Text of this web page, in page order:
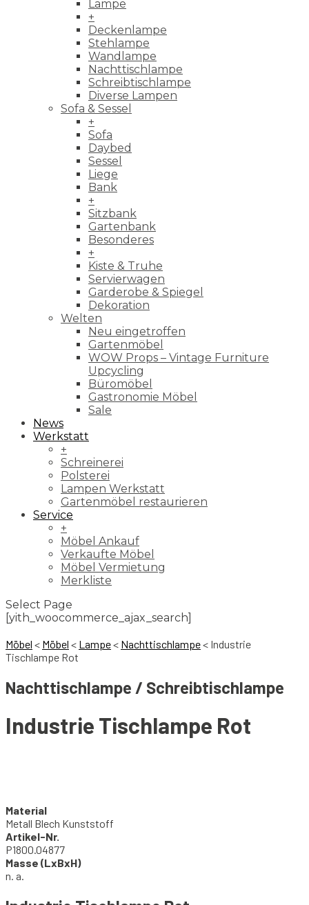
Lampe
+
Deckenlampe
Stehlampe
Wandlampe
Nachttischlampe
Schreibtischlampe
Diverse Lampen
Sofa & Sessel
+
Sofa
Daybed
Sessel
Liege
Bank
+
Sitzbank
Gartenbank
Besonderes
+
Kiste & Truhe
Servierwagen
Garderobe & Spiegel
Dekoration
Welten
Neu eingetroffen
Gartenmöbel
WOW Props – Vintage Furniture
Upcycling
Büromöbel
Gastronomie Möbel
Sale
News
Werkstatt
+
Schreinerei
Polsterei
Lampen Werkstatt
Gartenmöbel restaurieren
Service
+
Möbel Ankauf
Verkaufte Möbel
Möbel Vermietung
Merkliste
Select Page
[yith_woocommerce_ajax_search]
Möbel < Möbel < Lampe< Nachttischlampe< Industrie
Tischlampe Rot
Nachttischlampe / Schreibtischlampe
Industrie Tischlampe Rot
Material
Metall Blech Kunststoff
Artikel-Nr.
P1800.04877
Masse (LxBxH)
n. a.